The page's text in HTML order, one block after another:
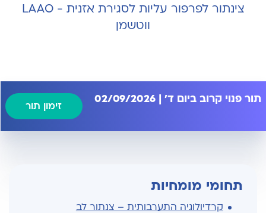
צינתור לפרפור עליות לסגירת אזנית - LAAO
ווטשמן
תור פנוי קרוב ביום ד' | 02/09/2026
זימון תור
תחומי מומחיות
קרדיולוגיה התערבותית – צנתור לב